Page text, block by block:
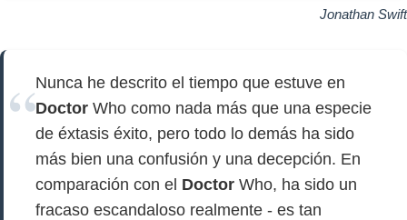
Jonathan Swift
Nunca he descrito el tiempo que estuve en
Doctor Who como nada más que una especie
de éxtasis éxito, pero todo lo demás ha sido
más bien una confusión y una decepción. En
comparación con el Doctor Who, ha sido un
fracaso escandaloso realmente - es tan